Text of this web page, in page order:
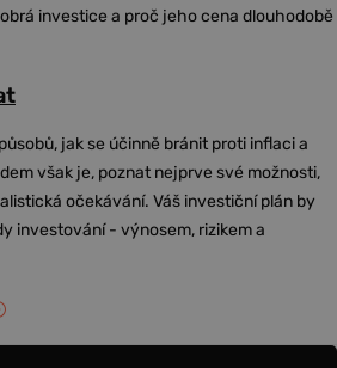
investice a proč jeho cena dlouhodobě
jak se účinně bránit proti inflaci a
však je, poznat nejprve své možnosti,
očekávání. Váš investiční plán by
investování - výnosem, rizikem a